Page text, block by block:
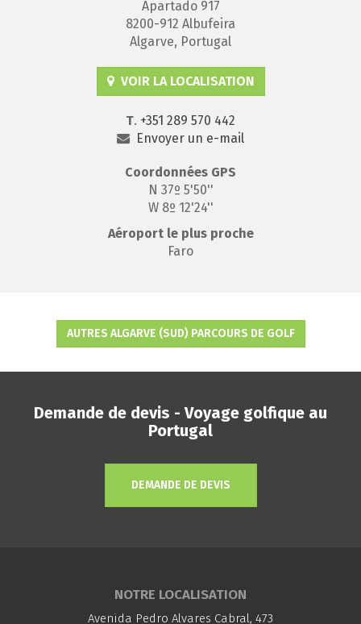
Apartado 917
8200-912 Albufeira
Algarve, Portugal
VOIR LA LOCALISATION
T. +351 289 570 442
Envoyer un e-mail
Coordonnées GPS
N 37º 5'50''
W 8º 12'24''
Aéroport le plus proche
Faro
AUTRES ALGARVE (SUD) PARCOURS DE GOLF
Demande de devis - Voyage golfique au
Portugal
DEMANDE DE DEVIS
NOTRE LOCALISATION
Avenida Pedro Alvares Cabral, 473